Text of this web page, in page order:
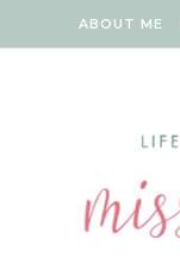
ABOUT ME